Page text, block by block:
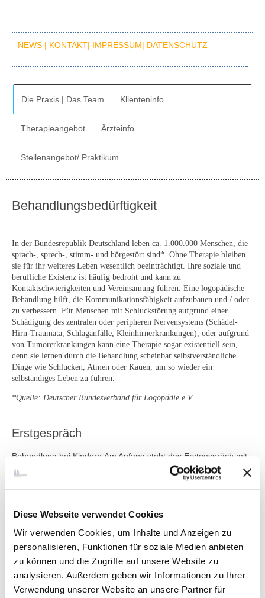
Diese Webseite verwendet Cookies
Wir verwenden Cookies, um Inhalte und Anzeigen zu
personalisieren, Funktionen für soziale Medien anbieten
zu können und die Zugriffe auf unsere Website zu
analysieren. Außerdem geben wir Informationen zu Ihrer
Verwendung unserer Website an unsere Partner für
NEWS | KONTAKT| IMPRESSUM| DATENSCHUTZ
Die Praxis | Das Team Klienteninfo
Therapieangebot Ärzteinfo
Stellenangebot/ Praktikum
Behandlungsbedürftigkeit
In der Bundesrepublik Deutschland leben ca. 1.000.000 Menschen, die
sprach-, sprech-, stimm- und hörgestört sind*. Ohne Therapie bleiben
sie für ihr weiteres Leben wesentlich beeinträchtigt. Ihre soziale und
berufliche Existenz ist häufig bedroht und kann zu
Kontaktschwierigkeiten und Vereinsamung führen. Eine logopädische
Behandlung hilft, die Kommunikationsfähigkeit aufzubauen und / oder
zu verbessern. Für Menschen mit Schluckstörung aufgrund einer
Schädigung des zentralen oder peripheren Nervensystems (Schädel-
Hirn-Traumata, Schlaganfälle, Kleinhirnerkrankungen), oder aufgrund
von Tumorerkrankungen kann eine Therapie sogar existentiell sein,
denn sie lernen durch die Behandlung scheinbar selbstverständliche
Dinge wie Schlucken, Atmen oder Kauen, um so wieder ein
selbständiges Leben zu führen.
*Quelle: Deutscher Bundesverband für Logopädie e.V.
Erstgespräch
Behandlung bei Kindern Am Anfang steht das Erstgespräch mit
den Eltern. Das Erstgespräch dient dazu, eine genaue
Anamnese und Diagnostik zu erheben. Des weiteren werden
der Praxisablauf und die Therapieziele mit Ihnen besprochen.
Befunde/Berichte vom SPZ, Zentrum für Frühförderung und
anderen therapeutischen Einrichtungen mit.
muss eine gültige ärztliche Verordnung vorliegen.Liegt
müssen wir leider den Termin verschieben. Bei Unsicherheiten
können Sie uns gerne telefonisch unter 0221/68 00 95 56
kontaktieren.